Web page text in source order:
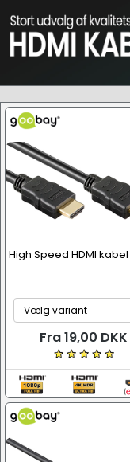
High Speed HDMI
Fra 19,00 DKK